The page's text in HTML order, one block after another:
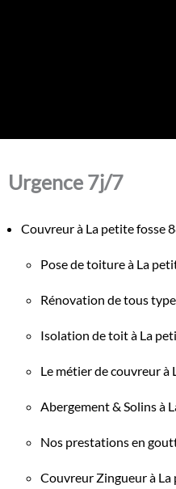
Urgence 7j/7
Couvreur à La petite fosse
Pose de toiture à La
Rénovation de tous
Isolation de toit à La
Le métier de couvreur à
Abergement & Solins à
Nos prestations en
Couvreur Zingueur à La